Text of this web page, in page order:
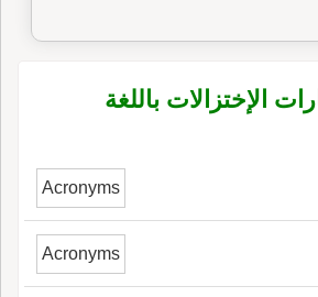
الإختزالات باللغة
Acronyms
Acronyms